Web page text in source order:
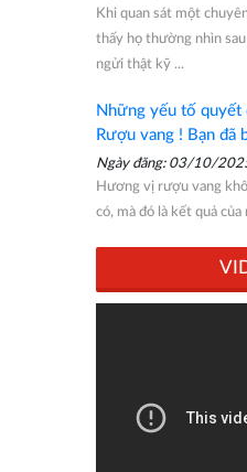
Khi quan sát một
thấy họ thường nhìn
ngửi thật kỹ ...
Những yếu tố quyết
Rượu vang ! Bạn đã
Ngày đăng: 03/10/
Hương vị rượu vang
có, mà đó là kết quả